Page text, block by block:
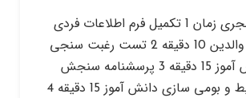
ردیف عنوان مجری زمان 1 تکمیل فرم اطلاعات فردی
دانش آموز یا والدین 10 دقیقه 2 تست رغبت سنجی
«هالند» دانش آموز 15 دقیقه 3 پرسشنامه سنجش
بومی سازی دانش آموز 15 دقیقه 4